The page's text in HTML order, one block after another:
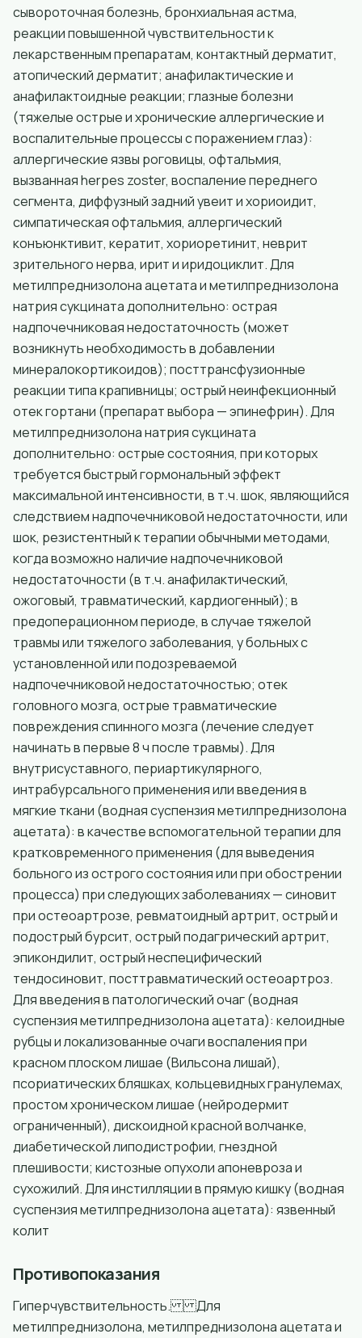
сывороточная болезнь, бронхиальная астма,
реакции повышенной чувствительности к
лекарственным препаратам, контактный дерматит,
атопический дерматит; анафилактические и
анафилактоидные реакции; глазные болезни
(тяжелые острые и хронические аллергические и
воспалительные процессы с поражением глаз):
аллергические язвы роговицы, офтальмия,
вызванная herpes zoster, воспаление переднего
сегмента, диффузный задний увеит и хориоидит,
симпатическая офтальмия, аллергический
конъюнктивит, кератит, хориоретинит, неврит
зрительного нерва, ирит и иридоциклит. Для
метилпреднизолона ацетата и метилпреднизолона
натрия сукцината дополнительно: острая
надпочечниковая недостаточность (может
возникнуть необходимость в добавлении
минералокортикоидов); посттрансфузионные
реакции типа крапивницы; острый неинфекционный
отек гортани (препарат выбора — эпинефрин). Для
метилпреднизолона натрия сукцината
дополнительно: острые состояния, при которых
требуется быстрый гормональный эффект
максимальной интенсивности, в т.ч. шок, являющийся
следствием надпочечниковой недостаточности, или
шок, резистентный к терапии обычными методами,
когда возможно наличие надпочечниковой
недостаточности (в т.ч. анафилактический,
ожоговый, травматический, кардиогенный); в
предоперационном периоде, в случае тяжелой
травмы или тяжелого заболевания, у больных с
установленной или подозреваемой
надпочечниковой недостаточностью; отек
головного мозга, острые травматические
повреждения спинного мозга (лечение следует
начинать в первые 8 ч после травмы). Для
внутрисуставного, периартикулярного,
интрабурсального применения или введения в
мягкие ткани (водная суспензия метилпреднизолона
ацетата): в качестве вспомогательной терапии для
кратковременного применения (для выведения
больного из острого состояния или при обострении
процесса) при следующих заболеваниях — синовит
при остеоартрозе, ревматоидный артрит, острый и
подострый бурсит, острый подагрический артрит,
эпикондилит, острый неспецифический
тендосиновит, посттравматический остеоартроз.
Для введения в патологический очаг (водная
суспензия метилпреднизолона ацетата): келоидные
рубцы и локализованные очаги воспаления при
красном плоском лишае (Вильсона лишай),
псориатических бляшках, кольцевидных гранулемах,
простом хроническом лишае (нейродермит
ограниченный), дискоидной красной волчанке,
диабетической липодистрофии, гнездной
плешивости; кистозные опухоли апоневроза и
сухожилий. Для инстилляции в прямую кишку (водная
суспензия метилпреднизолона ацетата): язвенный
колит
Противопоказания
Гиперчувствительность. Для
метилпреднизолона, метилпреднизолона ацетата и